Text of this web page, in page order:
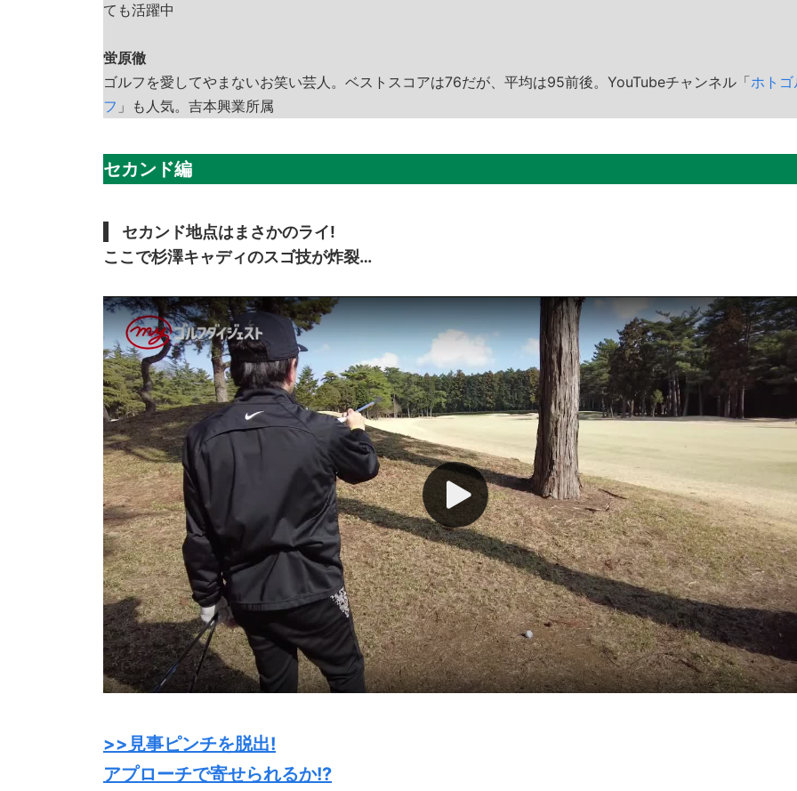
ても活躍中
蛍原徹
ゴルフを愛してやまないお笑い芸人。ベストスコアは76だが、平均は95前後。YouTubeチャンネル「ホトゴ
フ 」も人気。吉本興業所属
セカンド編
セカンド地点はまさかのライ!
ここで杉澤キャディのスゴ技が炸裂…
>>見事ピンチを脱出!
アプローチで寄せられるか!?